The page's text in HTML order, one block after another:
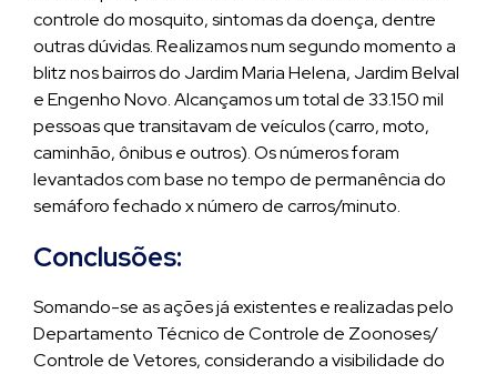
controle do mosquito, sintomas da doença, dentre
outras dúvidas. Realizamos num segundo momento a
blitz nos bairros do Jardim Maria Helena, Jardim Belval
e Engenho Novo. Alcançamos um total de 33.150 mil
pessoas que transitavam de veículos (carro, moto,
caminhão, ônibus e outros). Os números foram
levantados com base no tempo de permanência do
semáforo fechado x número de carros/minuto.
Conclusões:
Somando-se as ações já existentes e realizadas pelo
Departamento Técnico de Controle de Zoonoses/
Controle de Vetores, considerando a visibilidade do